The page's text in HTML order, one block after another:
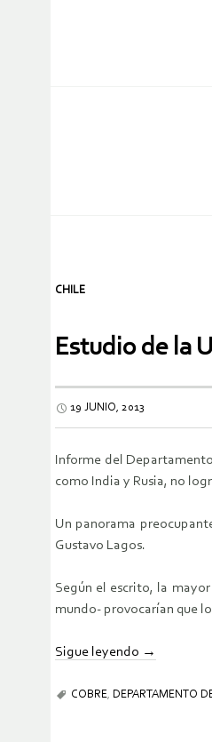
CHILE
Estudio de la
19 JUNIO, 2013
Informe del
como India y Rusia, no
Un panorama
Gustavo Lagos.
Según el escrito, la
mundo- provocarían que
Sigue leyendo →
COBRE, DEPARTAMENTO